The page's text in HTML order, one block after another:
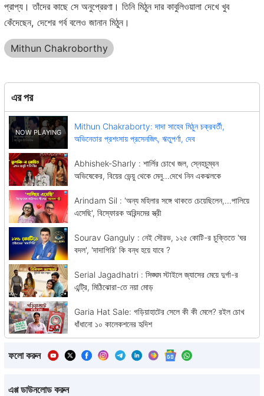
প্রাপ্য। তাঁদের কাছে সে অনুপ্রেরণা। তিনি মিঠুন দার কাবুলিওয়ালা দেখে খুব
কেঁদেছেন, দেশের গর্ব বলেও জানান মিঠুন।
Mithun Chakroborthy
এর পর
Mithun Chakraborty: দাদা সাহেব মিঠুন চক্রবর্তী,
অভিনেতার প্রশংসায় প্রসেনজিৎ, ঋতুপর্ণা, দেব
Abhishek-Sharly : শার্লির চোখে জল, স্নেহচুম্বন
অভিষেকের, বিয়ের ভেন্য়ু থেকে মেনু...দেখে নিন একঝলকে
Arindam Sil : 'অন্য মহিলার সঙ্গে থাকতে চেয়েছিলেন,...পালিয়ে
এসেছি', বিস্ফোরক অরিন্দমের স্ত্রী
Sourav Ganguly : নেই সৌরভ, ১২৫ কোটি-র চুক্তিতে 'ঘর
বদল', 'দাদাগিরি' কি বন্ধ হয়ে যাবে ?
Serial Jagadhatri : সিঙ্ঘম স্টাইলে জ্যাসের মেয়ে দুর্গা-র
এন্ট্রি, মিঠিঝোরা-তে নয়া মোড়
Garia Hat Sale: গড়িয়াহাটের সেলে কী কী মেলে? রইল চোখ
ধাঁধানো ১০ কালেকশনের হৃদিশ
ফলো করুন
এপ্প ডাউনলোড করুন